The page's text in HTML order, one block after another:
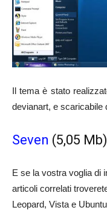
Il tema è stato
devianart, e scaricabile
Seven (5,05 Mb)
E se la vostra voglia di
articoli correlati
Leopard, Vista e